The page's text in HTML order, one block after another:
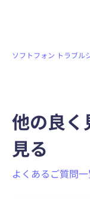
ソフトフォン トラブル
他の良く
見る
よくあるご質問